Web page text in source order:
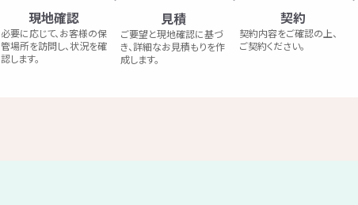
現地確認
必要に応じて、お客様の保
管場所を訪問し、状況を確
認します。
見積
ご要望と現地確認に基づ
き、詳細なお見積もりを作
成します。
契約
契約内容をご確認の上、
ご契約ください。